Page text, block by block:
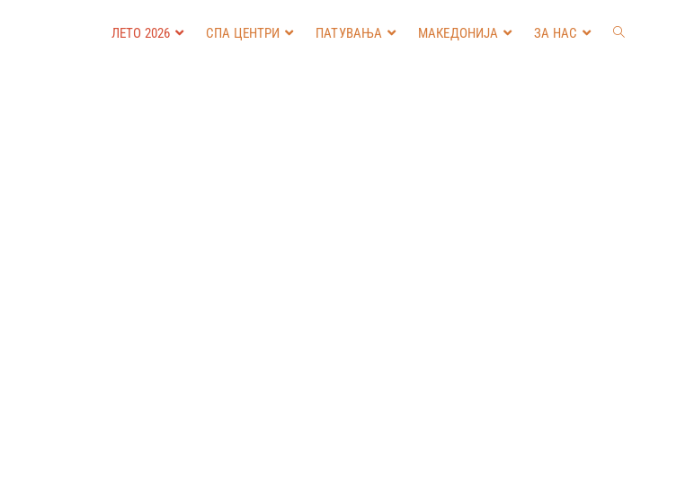
ЛЕТО 2026 СПА ЦЕНТРИ ПАТУВАЊА МАКЕДОНИЈА ЗА НАС